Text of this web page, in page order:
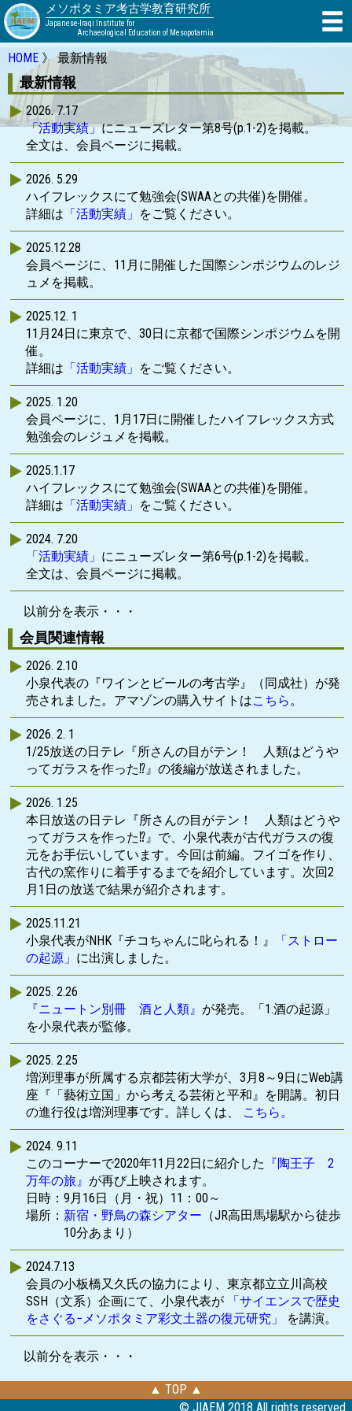
メソポタミア考古学教育研究所
Japanese-Iraqi Institute for
Archaeological Education of Mesopotamia
HOME 最新情報
最新情報
2026. 7.17
「活動実績」にニューズレター第8号(p.1-2)を掲載。
全文は、会員ページに掲載。
2026. 5.29
ハイフレックスにて勉強会(SWAAとの共催)を開催。
詳細は 「活動実績」 をご覧ください。
2025.12.28
会員ページに、11月に開催した国際シンポジウムのレジ
ュメを掲載。
2025.12. 1
11月24日に東京で、30日に京都で国際シンポジウムを開
催。
詳細は 「活動実績」 をご覧ください。
2025. 1.20
会員ページに、1月17日に開催したハイフレックス方式
勉強会のレジュメを掲載。
2025.1.17
ハイフレックスにて勉強会(SWAAとの共催)を開催。
詳細は 「活動実績」 をご覧ください。
2024. 7.20
「活動実績」 にニューズレター第6号(p.1-2)を掲載。
全文は、会員ページに掲載。
2024.5.10
詳細は「活動実績」
会員ページに補助資料を掲載。
2024.4.12
ハイフレックスにて勉強会(SWAAとの共催)を開催。
詳細は 「活動実績」
2024. 3.6～7
ハイフレックスにて遺跡マッピング・ワークショップを
開催。
詳細は「活動実績」をご覧ください。
2024. 2.26
会員ページに、2月23日に開催したオンライン勉強会の
レジュメと補助資料を掲載。
2024.2.23
オンラインにて勉強会(SWAAとの共催)を開催。
詳細は 「活動実績」 をご覧ください。
2024.2.19
1月31日に開催したメソポタミア遺跡マッピングプロジ
ェクト キックオフシンポジウムの動画を公開。
「活動実績」 をご覧ください。
2024.1.31
ハイフレックスにてメソポタミア遺跡マッピングプロジ
ェクト キックオフシンポジウムを開催。
詳細は 「活動実績」 をご覧ください。
2024. 1.22
会員ページに、1月19日に開催したオンライン勉強会の
レジュメと補助資料を掲載。
2024.1.21
1月26日にハイフレックス方式(対面＋オンライン)にて勉
強会を開催致します。
※発表者の体調不良により延期となり、4月12日に開催
致しました。
2024.1.19
催。
詳細は「活動実績」をご覧ください。
以前分を表示・・・
会員関連情報
2026. 2.10
小泉代表の『ワインとビールの考古学』（同成社）が発
売されました。アマゾンの購入サイトはこちら。
2026. 2. 1
1/25放送の日テレ『所さんの目がテン！ 人類はどうや
ってガラスを作った⁉︎』の後編が放送されました。
2026. 1.25
本日放送の日テレ『所さんの目がテン！ 人類はどうや
ってガラスを作った⁉︎』で、小泉代表が古代ガラスの復
元をお手伝いしています。今回は前編。フイゴを作り、
古代の窯作りに着手するまでを紹介しています。次回2
月1日の放送で結果が紹介されます。
2025.11.21
小泉代表がNHK『チコちゃんに叱られる！』
「ストロー
の起源」 に出演しました。
2025. 2.26
『ニュートン別冊 酒と人類』 が発売。「1.酒の起源」
を小泉代表が監修。
2025. 2.25
増渕理事が所属する京都芸術大学が、3月8～9日にWeb講
座『「藝術立国」から考える芸術と平和』を開講。初日
の進行役は増渕理事です。詳しくは、
こちら。
2024. 9.11
このコーナーで2020年11月22日に紹介した 『陶王子 2
万年の旅』 が再び上映されます。
日時：9月16日（月・祝）11：00～
場所： 新宿・野鳥の森シアター （JR高田馬場駅から徒歩
10分あまり）
2024.7.13
会員の小板橋又久氏の協力により、東京都立立川高校
SSH（文系）企画にて、小泉代表が
「サイエンスで歴史
をさぐる−メソポタミア彩文土器の復元研究」
を講演。
2024. 4. 2
が再び上映されます。
日時：4月14日（日）11：00～
以前分を表示・・・
▲ TOP ▲
© JIAEM 2018 All rights reserved.